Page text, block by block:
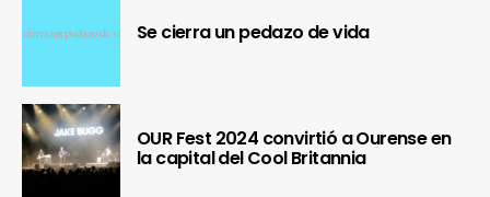
Se cierra un pedazo de vida
OUR Fest 2024 convirtió a Ourense en
la capital del Cool Britannia